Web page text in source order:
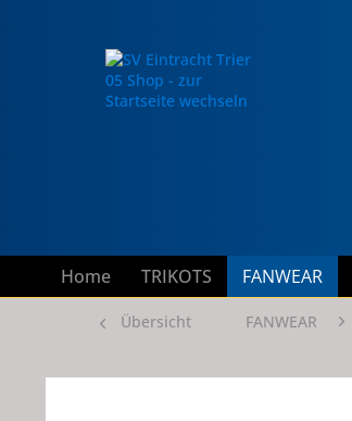
Home TRIKOTS FANWEAR
Übersicht FANWEAR